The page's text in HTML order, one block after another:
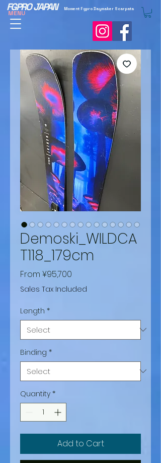
MENU
FGPRO JAPAN Moment Fgpro Daymaker Scarpata
Demoski_WILDCA
T118_179cm
From ¥95,700
Price
Sales Tax Included
Length *
Binding *
Quantity *
Add to Cart